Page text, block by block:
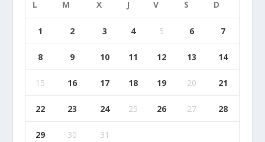
L M X J V S D
1 2 3 4 5 6 7
8 9 10 11 12 13 14
15 16 17 18 19 20 21
22 23 24 25 26 27 28
29 30
31